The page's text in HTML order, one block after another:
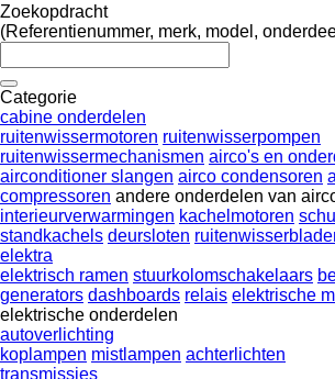
Zoekopdracht
(Referentienummer, merk, model,
Categorie
cabine onderdelen
ruitenwissermotoren ruitenwisserpompen
ruitenwissermechanismen airco's en
airconditioner slangen airco condensoren
compressoren andere onderdelen van
interieurverwarmingen kachelmotoren
standkachels deursloten
elektra
elektrisch ramen stuurkolomschakelaars
generators dashboards relais elektrische
elektrische onderdelen
autoverlichting
koplampen mistlampen achterlichten
transmissies